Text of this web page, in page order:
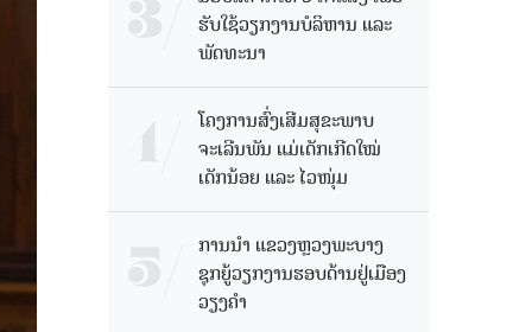
ຮັບໃຊ້ວຽກງານບໍລິຫານ ແລະ
ພັດທະນາ
ໂຄງການສົ່ງເສີມສຸຂະພາບ
ຈະເລີນພັນ ແມ່ເດັກເກີດໃໝ່
ເດັກນ້ອຍ ແລະ ໄວໜຸ່ມ
ການນຳ ແຂວງຫຼວງພະບາງ
ຊຸກຍູ້ວຽກງານຮອບດ້ານຢູ່ເມືອງ
ວຽງຄໍາ